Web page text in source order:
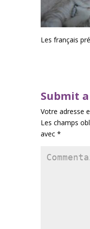
Les français
Submit
Votre adresse
Les champs
avec *